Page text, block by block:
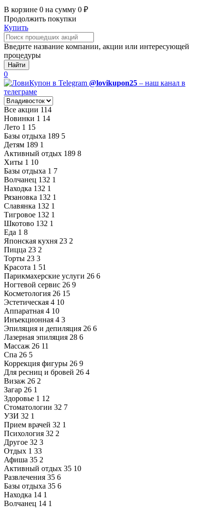
В корзине 0 на сумму 0 ₽
Продолжить покупки
Купить
Введите название компании, акции или интересующей
процедуры
Найти
0
@lovikupon25 – наш канал в
телеграме
Все акции 114
Новинки 1 14
Лето 1 15
Базы отдыха 189 5
Детям 189 1
Активный отдых 189 8
Хиты 1 10
Базы отдыха 1 7
Волчанец 132 1
Находка 132 1
Рязановка 132 1
Славянка 132 1
Тигровое 132 1
Шкотово 132 1
Еда 1 8
Японская кухня 23 2
Пицца 23 2
Торты 23 3
Красота 1 51
Парикмахерские услуги 26 6
Ногтевой сервис 26 9
Косметология 26 15
Эстетическая 4 10
Аппаратная 4 10
Инъекционная 4 3
Эпиляция и депиляция 26 6
Лазерная эпиляция 28 6
Массаж 26 11
Спа 26 5
Коррекция фигуры 26 9
Для ресниц и бровей 26 4
Визаж 26 2
Загар 26 1
Здоровье 1 12
Стоматологии 32 7
УЗИ 32 1
Прием врачей 32 1
Психология 32 2
Другое 32 3
Отдых 1 33
Афиша 35 2
Активный отдых 35 10
Развлечения 35 6
Базы отдыха 35 6
Находка 14 1
Волчанец 14 1